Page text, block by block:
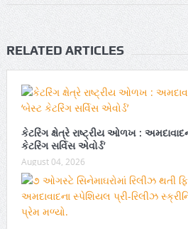
RELATED ARTICLES
કેટરિંગ ક્ષેત્રે રાષ્ટ્રીય ઓળખ :
કેટરિંગ સર્વિસ એવોર્ડ’
August 04, 2026